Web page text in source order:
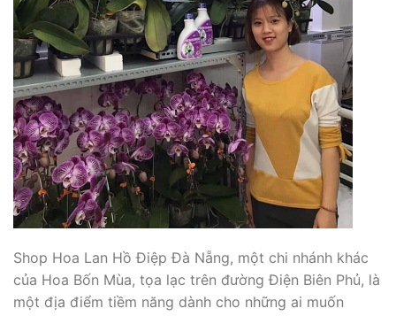
Shop Hoa Lan Hồ Điệp Đà Nẵng, một chi nhánh khác
của Hoa Bốn Mùa, tọa lạc trên đường Điện Biên Phủ, là
một địa điểm tiềm năng dành cho những ai muốn